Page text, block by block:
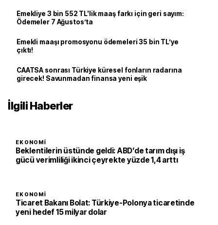
Emekliye 3 bin 552 TL'lik maaş farkı için geri sayım:
Ödemeler 7 Ağustos’ta
Emekli maaşı promosyonu ödemeleri 35 bin TL’ye
çıktı!
CAATSA sonrası Türkiye küresel fonların radarına
girecek! Savunmadan finansa yeni eşik
İlgili Haberler
EKONOMI
Beklentilerin üstünde geldi: ABD’de tarım dışı iş
gücü verimliliği ikinci çeyrekte yüzde 1,4 arttı
EKONOMI
Ticaret Bakanı Bolat: Türkiye-Polonya ticaretinde
yeni hedef 15 milyar dolar